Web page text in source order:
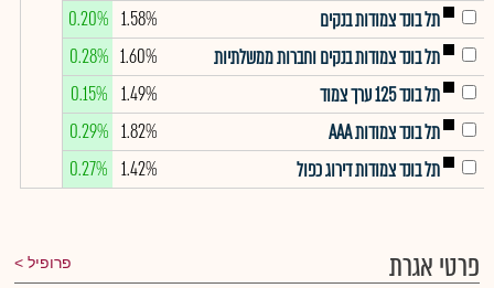
תל בונד צמודות בנקים
1.58%
0.20%
תל בונד צמודות בנקים וחברות ממשלתיות
1.60%
0.28%
תל בונד 125 ערך צמוד
1.49%
0.15%
תל בונד צמודות AAA
1.82%
0.29%
תל בונד צמודות דירוג כפול
1.42%
0.27%
פרטי אגרת פרופיל